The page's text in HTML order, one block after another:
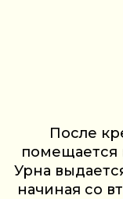
После
помещается
Урна
начиная со